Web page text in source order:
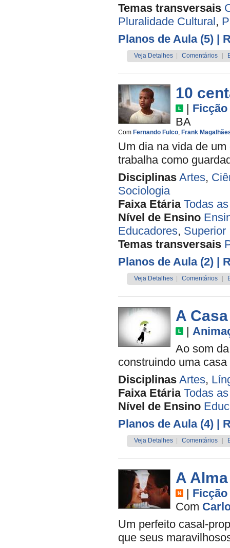
Temas transversais
Pluralidade Cultural,
Planos de Aula (5) |
Veja Detalhes Comentários
10
| Ficção
BA
Com Fernando Fulco, Frank
Um dia na vida de
trabalha como
Disciplinas Artes,
Sociologia
Faixa Etária Todas
Nível de Ensino
Educadores, Superior
Temas transversais
Planos de Aula (2) |
Veja Detalhes Comentários
A Casa
|
Ao som
construindo uma
Disciplinas Artes,
Faixa Etária Todas
Nível de Ensino
Planos de Aula (4) |
Veja Detalhes Comentários
A
| Ficção
Com
Um perfeito casal-
que seus